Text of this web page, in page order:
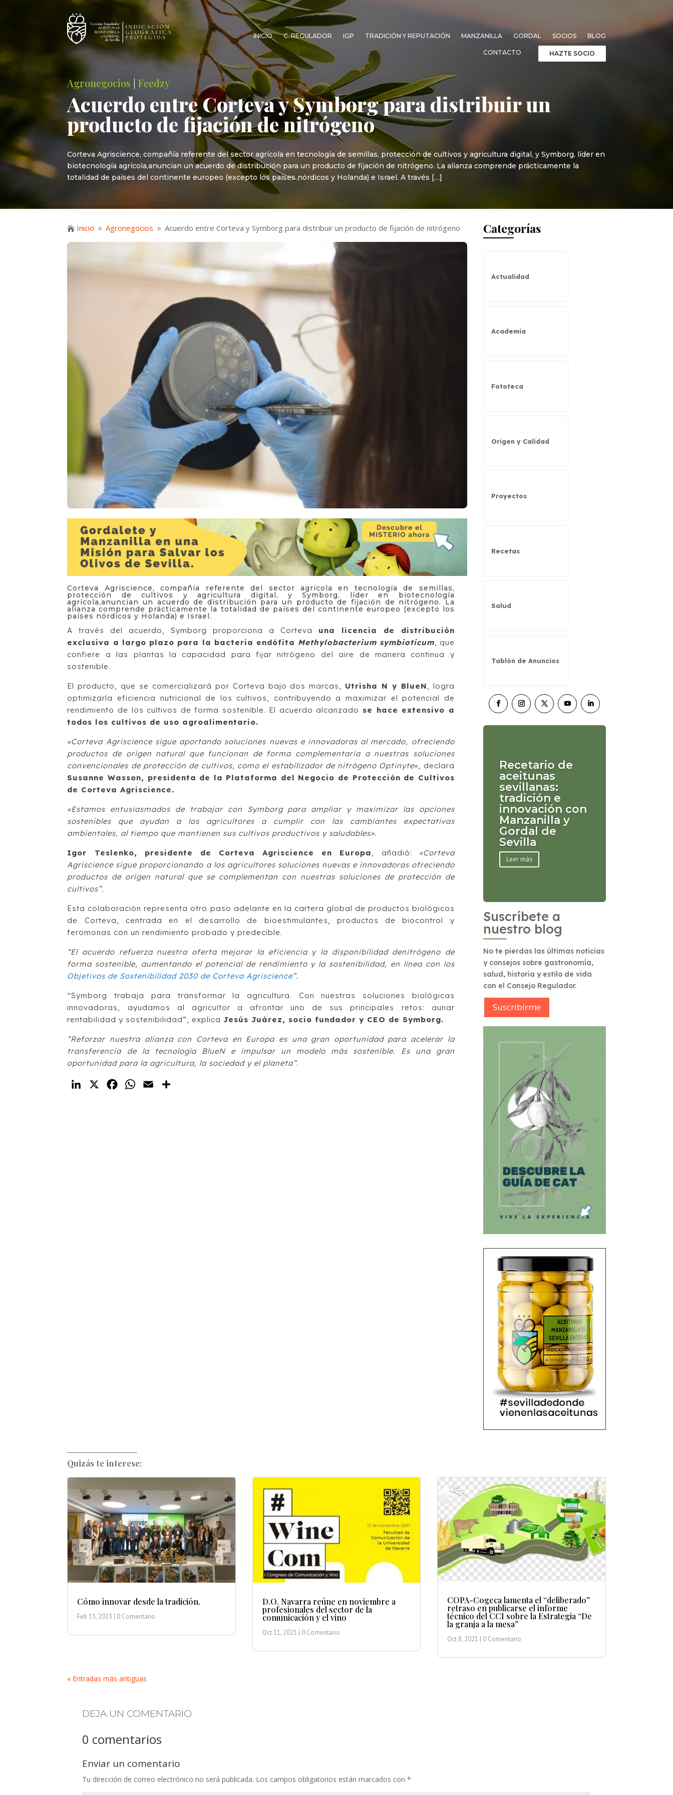
INICIO C. REGULADOR IGP TRADICIÓN Y REPUTACIÓN MANZANILLA GORDAL SOCIOS BLOG
CONTACTO HAZTE SOCIO
Agronegocios |Feedzy
Acuerdo entre Corteva y Symborg para distribuir un
producto de fijación de nitrógeno
Corteva Agriscience, compañía referente del sector agrícola en tecnología de semillas, protección de cultivos y agricultura digital, y Symborg, líder en
biotecnología agrícola,anuncian un acuerdo de distribución para un producto de fijación de nitrógeno. La alianza comprende prácticamente la
totalidad de países del continente europeo (excepto los países nórdicos y Holanda) e Israel. A través […]
 Inicio 9 Agronegocios 9 Acuerdo entre Corteva y Symborg para distribuir un producto de fijación de nitrógeno
Corteva Agriscience, compañía referente del sector agrícola en tecnología de semillas,
protección de cultivos y agricultura digital, y Symborg, líder en biotecnología
agrícola,anuncian un acuerdo de distribución para un producto de fijación de nitrógeno. La
alianza comprende prácticamente la totalidad de países del continente europeo (excepto los
países nórdicos y Holanda) e Israel.
A través del acuerdo, Symborg proporciona a Corteva una licencia de distribución
exclusiva a largo plazo para la bacteria endófita Methylobacterium symbioticum , que
confiere a las plantas la capacidad para fijar nitrógeno del aire de manera continua y
sostenible.
El producto, que se comercializará por Corteva bajo dos marcas, Utrisha N y BlueN , logra
optimizarla eficiencia nutricional de los cultivos, contribuyendo a maximizar el potencial de
rendimiento de los cultivos de forma sostenible. El acuerdo alcanzado se hace extensivo a
todos los cultivos de uso agroalimentario.
«Corteva Agriscience sigue aportando soluciones nuevas e innovadoras al mercado, ofreciendo
productos de origen natural que funcionan de forma complementaria a nuestras soluciones
convencionales de protección de cultivos, como el estabilizador de nitrógeno Optinyte», declara
Susanne Wasson, presidenta de la Plataforma del Negocio de Protección de Cultivos
de Corteva Agriscience.
«Estamos entusiasmados de trabajar con Symborg para ampliar y maximizar las opciones
sostenibles que ayudan a los agricultores a cumplir con las cambiantes expectativas
ambientales, al tiempo que mantienen sus cultivos productivos y saludables».
Igor Teslenko, presidente de Corteva Agriscience en Europa , añadió: «Corteva
Agriscience sigue proporcionando a los agricultores soluciones nuevas e innovadoras ofreciendo
productos de origen natural que se complementan con nuestras soluciones de protección de
cultivos”.
Esta colaboración representa otro paso adelante en la cartera global de productos biológicos
de Corteva, centrada en el desarrollo de bioestimulantes, productos de biocontrol y
feromonas con un rendimiento probado y predecible.
“El acuerdo refuerza nuestra oferta mejorar la eficiencia y la disponibilidad denitrógeno de
forma sostenible, aumentando el potencial de rendimiento y la sostenibilidad, en línea con los
Objetivos de Sostenibilidad 2030 de Corteva Agriscience”.
“Symborg trabaja para transformar la agricultura. Con nuestras soluciones biológicas
innovadoras, ayudamos al agricultor a afrontar uno de sus principales retos: aunar
rentabilidad y sostenibilidad”, explicaJesús Juárez, socio fundador y CEO de Symborg.
“Reforzar nuestra alianza con Corteva en Europa es una gran oportunidad para acelerar la
transferencia de la tecnología BlueN e impulsar un modelo más sostenible. Es una gran
oportunidad para la agricultura, la sociedad y el planeta”.
LinkedIn
X FacebookWhatsApp
Email
Categorías
Actualidad
Academia
Fototeca
Origen y Calidad
Proyectos
Recetas
Salud
Tablón de Anuncios
Recetario de
aceitunas
sevillanas:
tradición e
innovación con
Manzanilla y
Gordal de
Sevilla
Leer más
Suscríbete a
nuestro blog
No te pierdas las últimas noticias
y consejos sobre gastronomía,
salud, historia y estilo de vida
con el Consejo Regulador.
Suscribírme
Quizás te interese:
Cómo innovar desde la tradición.
Feb 15, 2023 | 0 Comentario
D.O. Navarra reúne en noviembre a
profesionales del sector de la
comunicación y el vino
Oct 11, 2021 | 0 Comentario
COPA-Cogeca lamenta el “deliberado”
retraso en publicarse el informe
técnico del CCI sobre la Estrategia “De
la granja a la mesa”
Oct 8, 2021 | 0 Comentario
« Entradas más antiguas
DEJA UN COMENTARIO
0 comentarios
Enviar un comentario
Tu dirección de correo electrónico no será publicada. Los campos obligatorios están marcados con*